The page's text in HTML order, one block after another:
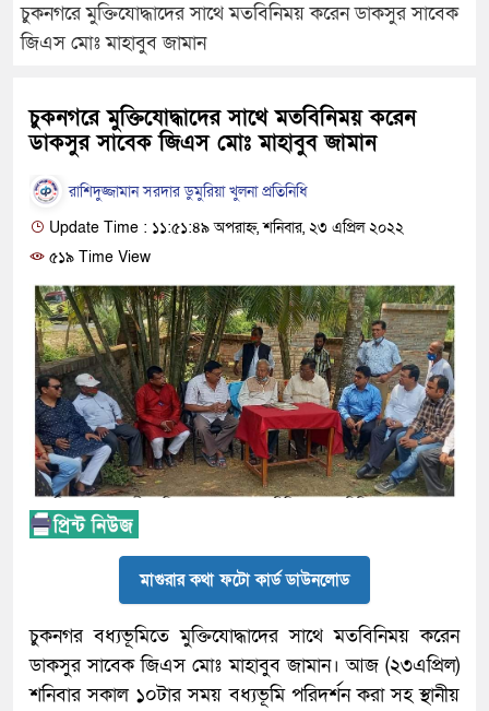
চুকনগরে মুক্তিযোদ্ধাদের সাথে মতবিনিময় করেন ডাকসুর সাবেক
জিএস মোঃ মাহাবুব জামান
চুকনগরে মুক্তিযোদ্ধাদের সাথে মতবিনিময় করেন
ডাকসুর সাবেক জিএস মোঃ মাহাবুব জামান
রাশিদুজ্জামান সরদার ডুমুরিয়া খুলনা প্রতিনিধি
Update Time : ১১:৫১:৪৯ অপরাহ্ন, শনিবার, ২৩ এপ্রিল ২০২২
৫১৯ Time View
মাগুরার কথা ফটো কার্ড ডাউনলোড
চুকনগর বধ্যভূমিতে মুক্তিযোদ্ধাদের সাথে মতবিনিময় করেন
ডাকসুর সাবেক জিএস মোঃ মাহাবুব জামান। আজ (২৩এপ্রিল)
শনিবার সকাল ১০টার সময় বধ্যভূমি পরিদর্শন করা সহ স্থানীয়